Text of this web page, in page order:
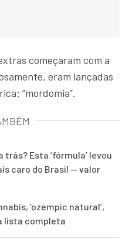
começaram com a
eram lançadas
“mordomia”.
Esta ‘fórmula’ levou
caro do Brasil — valor
‘ozempic natural’,
lista completa